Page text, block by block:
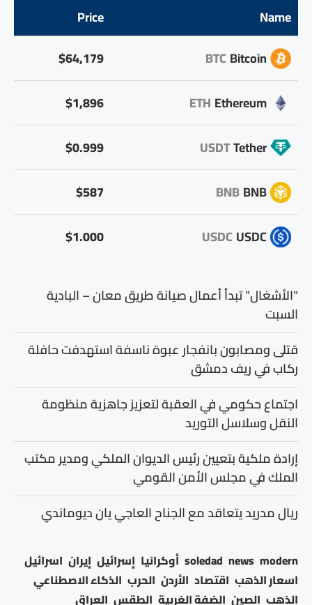
Name
Price
Bitcoin
BTC
$64,179
Ethereum
ETH
$1,896
Tether
USDT
$0.999
BNB
BNB
$587
USDC
USDC
$1.000
“الأشغال” تبدأ أعمال صيانة طريق معان – البادية
السبت
قتلى ومصابون بانفجار عبوة ناسفة استهدفت حافلة
ركاب في ريف دمشق
اجتماع حكومي في العقبة لتعزيز جاهزية منظومة
النقل وسلاسل التوريد
إرادة ملكية بتعيين رئيس الديوان الملكي ومدير مكتب
الملك في مجلس الأمن القومي
ريال مدريد يتعاقد مع الجناح العاجي يان ديوماندي
modern
news
soledad أوكرانيا إسرائيل إيران اسرائيل
اسعار الذهب اقتصاد الأردن الحرب الذكاء الاصطناعي
الذهب الصين الضفة الغربية الطقس العراق